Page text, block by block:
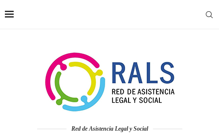
Red de Asistencia Legal y Social